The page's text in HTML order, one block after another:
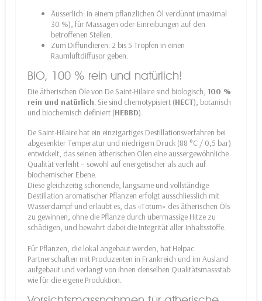
Äusserlich: in einem pflanzlichen Öl verdünnt (maximal
30 %), für Massagen oder Einreibungen auf den
betroffenen Stellen.
Zum Diffundieren: 2 bis 5 Tropfen in einen
Raumluftdiffusor geben.
BIO, 100 % rein und natürlich!
Die ätherischen Öle von De Saint-Hilaire sind biologisch, 100 %
rein und natürlich. Sie sind chemotypisiert (HECT), botanisch
und biochemisch definiert (HEBBD).
De Saint-Hilaire hat ein einzigartiges Destillationsverfahren bei
abgesenkter Temperatur und niedrigem Druck (88 °C / 0,5 bar)
entwickelt, das seinen ätherischen Ölen eine aussergewöhnliche
Qualität verleiht – sowohl auf energetischer als auch auf
biochemischer Ebene.
Diese gleichzeitig schonende, langsame und vollständige
Destillation aromatischer Pflanzen erfolgt ausschliesslich mit
Wasserdampf und erlaubt es, das «Totum» des ätherischen Öls
zu gewinnen, ohne die Pflanze durch übermässige Hitze zu
schädigen, und bewahrt dabei die Integrität aller Inhaltsstoffe.
Für Pflanzen, die lokal angebaut werden, hat Helpac
Partnerschaften mit Produzenten in Frankreich und im Ausland
aufgebaut und verlangt von ihnen denselben Qualitätsmassstab
wie für die eigene Produktion.